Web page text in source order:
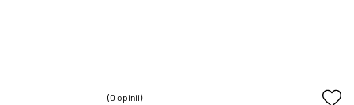
(0 opinii)